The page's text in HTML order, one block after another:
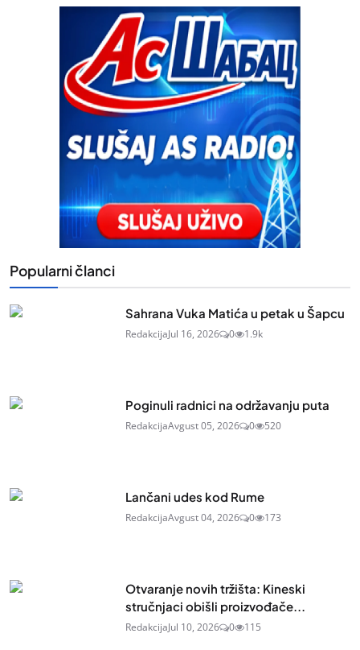
Popularni članci
Sahrana Vuka Matića u petak u Šapcu
RedakcijaJul 16, 2026 0 1.9k
Poginuli radnici na održavanju puta
RedakcijaAvgust 05, 2026 0 520
Lančani udes kod Rume
RedakcijaAvgust 04, 2026 0 173
Otvaranje novih tržišta: Kineski
stručnjaci obišli proizvođače...
RedakcijaJul 10, 2026 0 115